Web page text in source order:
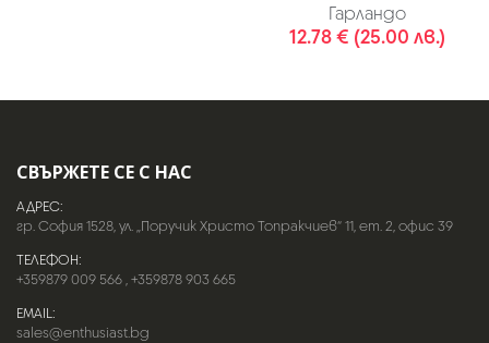
Гарландо
12.78 € (25.00 лв.)
СВЪРЖЕТЕ СЕ С НАС
АДРЕС:
гр. София 1528, ул. „Поручик Христо Топракчиев“ 11, ет. 2, офис 39
ТЕЛЕФОН:
+359879 009 566,+359878 903 665
EMAIL:
sales@enthusiast.bg